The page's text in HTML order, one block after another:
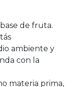
de fruta.
ambiente y
con la
materia prima,